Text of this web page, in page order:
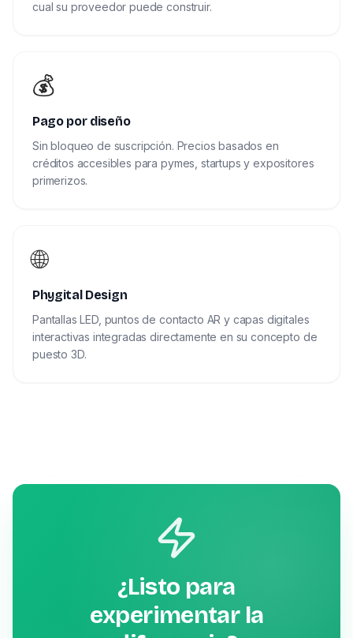
cual su proveedor puede construir.
💰
Pago por diseño
Sin bloqueo de suscripción. Precios basados en
créditos accesibles para pymes, startups y expositores
primerizos.
🌐
Phygital Design
Pantallas LED, puntos de contacto AR y capas digitales
interactivas integradas directamente en su concepto de
puesto 3D.
¿Listo para
experimentar la